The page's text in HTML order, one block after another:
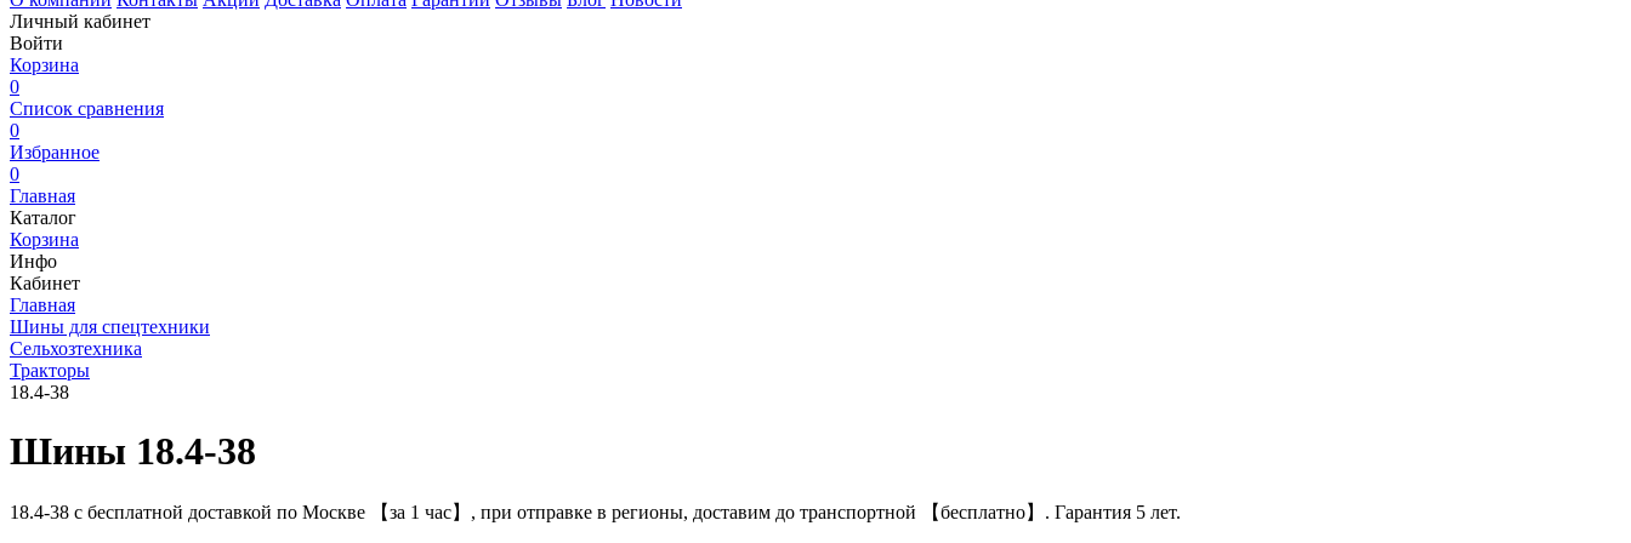
Личный кабинет
Войти
Корзина
0
Список сравнения
0
Избранное
0
Главная
Каталог
Корзина
Инфо
Кабинет
Главная
Шины для спецтехники
Сельхозтехника
Тракторы
18.4-38
Шины 18.4-38
18.4-38 с бесплатной доставкой по Москве 【за 1 час】, при отправке в регионы, доставим до транспортной 【бесплатно】. Гарантия 5 лет.